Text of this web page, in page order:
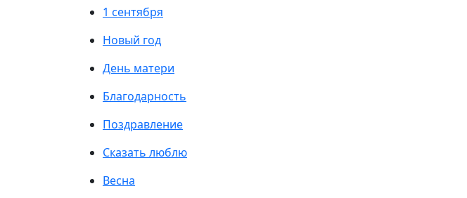
1 сентября
Новый год
День матери
Благодарность
Поздравление
Сказать люблю
Весна